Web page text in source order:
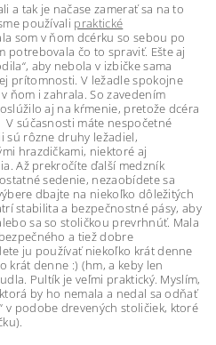
a tak je načase zamerať sa na to
používali praktické
som v ňom dcérku so sebou po
potrebovala čo to spraviť. Ešte aj
aby nebola v izbičke sama
prítomnosti. V ležadle spokojne
ňom i zahrala. So zavedením
aj na kŕmenie, pretože dcéra
V súčasnosti máte nespočetné
sú rôzne druhy ležadiel,
hrazdičkami, niektoré aj
Až prekročíte ďalší medzník
sedenie, nezaobídete sa
dbajte na niekoľko dôležitých
stabilita a bezpečnostné pásy, aby
sa so stoličkou prevrhnúť. Mala
a tiež dobre
ju používať niekoľko krát denne
krát denne :) (hm, a keby len
Pultík je veľmi praktický. Myslím,
by ho nemala a nedal sa odňať
v podobe drevených stoličiek, ktoré